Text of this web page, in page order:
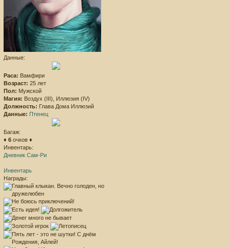
Данные:
Раса: Вамфири
Возраст: 25 лет
Пол: Мужской
Магия: Воздух (III), Иллюзия (IV)
Должность: Глава Дома Иллюзий
Данные: Птенец
Багаж:
♦ 6 очков ♦
Инвентарь:
Дневник Сам-Ри
Инвентарь
Награды: